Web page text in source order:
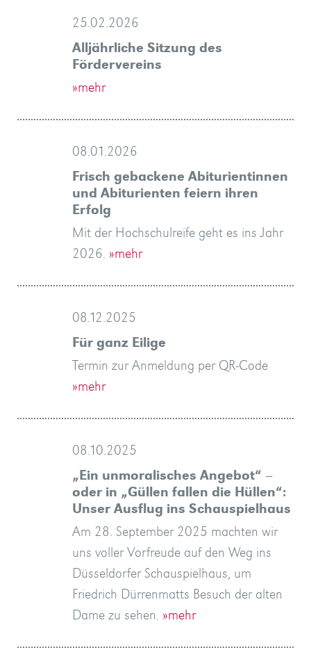
25.02.2026
Alljährliche Sitzung des
Fördervereins
»mehr
08.01.2026
Frisch gebackene Abiturientinnen
und Abiturienten feiern ihren
Erfolg
Mit der Hochschulreife geht es ins Jahr
2026. »mehr
08.12.2025
Für ganz Eilige
Termin zur Anmeldung per QR-Code
»mehr
08.10.2025
„Ein unmoralisches Angebot“ –
oder in „Güllen fallen die Hüllen“:
Unser Ausflug ins Schauspielhaus
Am 28. September 2025 machten wir
uns voller Vorfreude auf den Weg ins
Düsseldorfer Schauspielhaus, um
Friedrich Dürrenmatts Besuch der alten
Dame zu sehen. »mehr